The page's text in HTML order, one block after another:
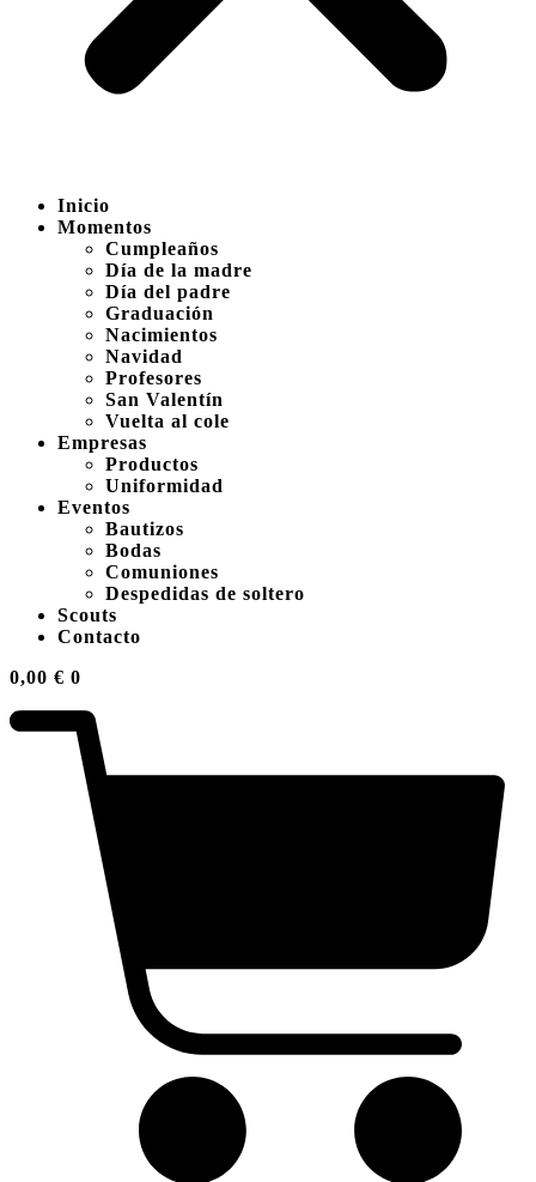
Inicio
Momentos
Cumpleaños
Día de la madre
Día del padre
Graduación
Nacimientos
Navidad
Profesores
San Valentín
Vuelta al cole
Empresas
Productos
Uniformidad
Eventos
Bautizos
Bodas
Comuniones
Despedidas de soltero
Scouts
Contacto
0,00 € 0